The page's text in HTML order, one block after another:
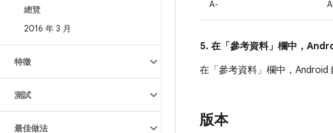
總覽
2016 年 3 月
特徵
測試
最佳做法
A-
5. 在「參考資料」 欄中，
在「參考資料」欄中，Android
版本